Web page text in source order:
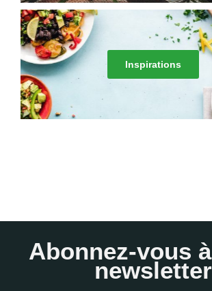
Inspirations
Abonnez-vous
newsletter